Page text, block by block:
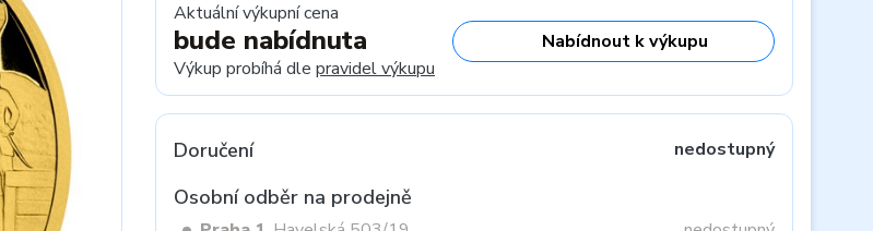
Aktuální výkupní cena
bude nabídnuta
Výkup probíhá dle pravidel výkupu
Nabídnout k výkupu
Doručení nedostupný
Osobní odběr na prodejně